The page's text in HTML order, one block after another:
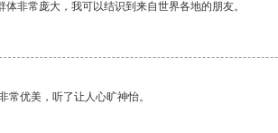
体非常庞大，我可以结识到来自世界各地的朋友。
常优美，听了让人心旷神怡。